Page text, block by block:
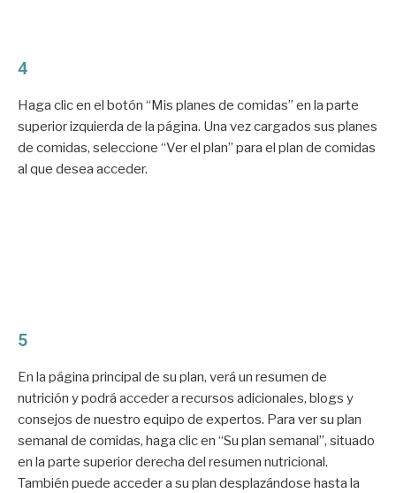
4
Haga clic en el botón “Mis planes de comidas” en la parte
superior izquierda de la página. Una vez cargados sus planes
de comidas, seleccione “Ver el plan” para el plan de comidas
al que desea acceder.
5
En la página principal de su plan, verá un resumen de
nutrición y podrá acceder a recursos adicionales, blogs y
consejos de nuestro equipo de expertos. Para ver su plan
semanal de comidas, haga clic en “Su plan semanal”, situado
en la parte superior derecha del resumen nutricional.
También puede acceder a su plan desplazándose hasta la